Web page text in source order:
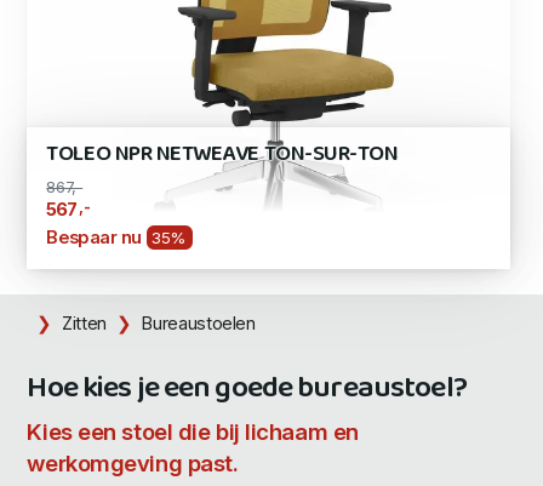
TOLEO NPR NETWEAVE TON-SUR-TON
867,-
567 ,-
Bespaar nu 35%
Zitten Bureaustoelen
Hoe kies je een goede bureaustoel?
Kies een stoel die bij lichaam en
werkomgeving past.